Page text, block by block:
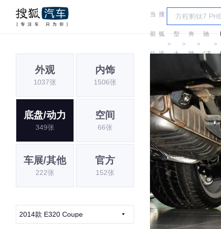
当
前
位
搜
狐
汽
＞
车
型
大
＞
奔
驰
＞
奔
驰
(进
口)
＞
外观
1037张
内饰
1506张
底盘/动力
349张
空间
66张
车展/其他
222张
官方
152张
2014款 E320 Coupe